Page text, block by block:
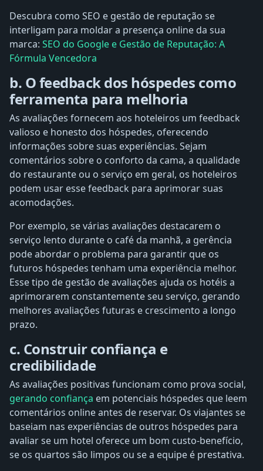
Descubra como SEO e gestão de reputação se
interligam para moldar a presença online da sua
marca: SEO do Google e Gestão de Reputação: A
Fórmula Vencedora
b. O feedback dos hóspedes como
ferramenta para melhoria
As avaliações fornecem aos hoteleiros um feedback
valioso e honesto dos hóspedes, oferecendo
informações sobre suas experiências. Sejam
comentários sobre o conforto da cama, a qualidade
do restaurante ou o serviço em geral, os hoteleiros
podem usar esse feedback para aprimorar suas
acomodações.
Por exemplo, se várias avaliações destacarem o
serviço lento durante o café da manhã, a gerência
pode abordar o problema para garantir que os
futuros hóspedes tenham uma experiência melhor.
Esse tipo de gestão de avaliações ajuda os hotéis a
aprimorarem constantemente seu serviço, gerando
melhores avaliações futuras e crescimento a longo
prazo.
c. Construir confiança e
credibilidade
As avaliações positivas funcionam como prova social,
gerando confiança em potenciais hóspedes que leem
comentários online antes de reservar. Os viajantes se
baseiam nas experiências de outros hóspedes para
avaliar se um hotel oferece um bom custo-benefício,
se os quartos são limpos ou se a equipe é prestativa.